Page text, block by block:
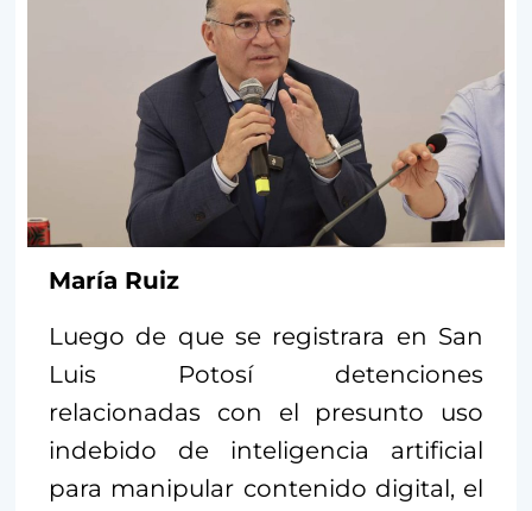
María Ruiz
Luego de que se registrara en San
Luis Potosí detenciones
relacionadas con el presunto uso
indebido de inteligencia artificial
para manipular contenido digital, el